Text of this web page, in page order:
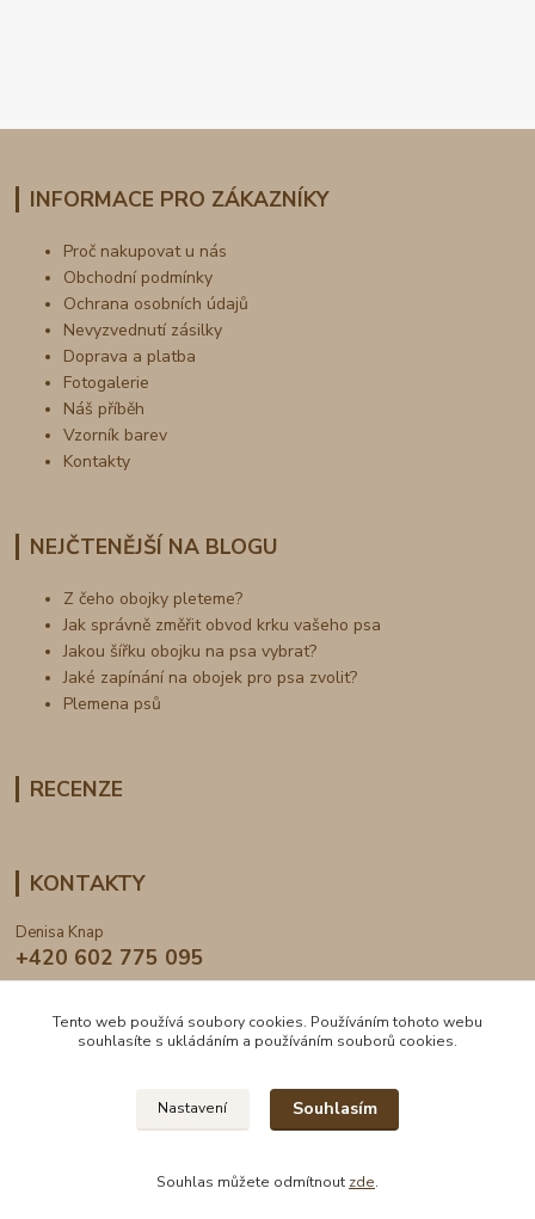
INFORMACE PRO ZÁKAZNÍKY
Proč nakupovat u nás
Obchodní podmínky
Ochrana osobních údajů
Nevyzvednutí zásilky
Doprava a platba
Fotogalerie
Náš příběh
Vzorník barev
Kontakty
NEJČTENĚJŠÍ NA BLOGU
Z čeho obojky pleteme?
Jak správně změřit obvod krku vašeho psa
Jakou šířku obojku na psa vybrat?
Jaké zapínání na obojek pro psa zvolit?
Plemena psů
RECENZE
KONTAKTY
Denisa Knap
+420 602 775 095
2024 © DogDen.cz, všechna práva vyhrazena
Tento web používá soubory cookies. Používáním tohoto webu
souhlasíte s ukládáním a používáním souborů cookies.
Nastavení Souhlasím
Souhlas můžete odmítnout zde.